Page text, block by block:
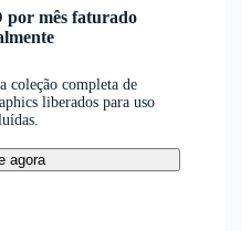
por mês faturado
coleção completa de
liberados para uso
agora